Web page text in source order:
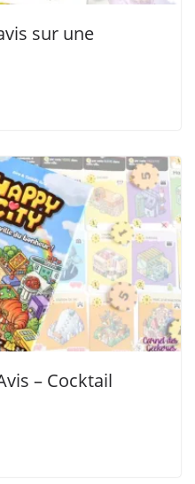
sur une
– Cocktail